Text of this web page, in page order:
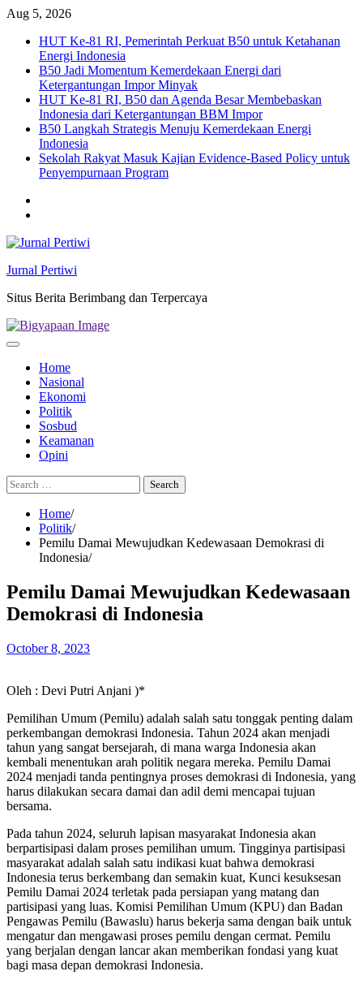
Skip
content
Aug 5, 2026
HUT Ke-81 RI, Pemerintah Perkuat B50 untuk Ketahanan
Energi Indonesia
B50 Jadi Momentum Kemerdekaan Energi dari
Ketergantungan Impor Minyak
HUT Ke-81 RI, B50 dan Agenda Besar Membebaskan
Indonesia dari Ketergantungan BBM Impor
B50 Langkah Strategis Menuju Kemerdekaan Energi
Indonesia
Sekolah Rakyat Masuk Kajian Evidence-Based Policy untuk
Penyempurnaan Program
Jurnal Pertiwi
Situs Berita Berimbang dan Terpercaya
Home
Nasional
Ekonomi
Politik
Sosbud
Keamanan
Opini
Search
for:
Home
Politik
Pemilu Damai Mewujudkan Kedewasaan Demokrasi di
Indonesia
Pemilu Damai Mewujudkan Kedewasaan
Demokrasi di Indonesia
October 8, 2023
Oleh : Devi Putri Anjani )*
Pemilihan Umum (Pemilu) adalah salah satu tonggak penting dalam
perkembangan demokrasi Indonesia. Tahun 2024 akan menjadi
tahun yang sangat bersejarah, di mana warga Indonesia akan
kembali menentukan arah politik negara mereka. Pemilu Damai
2024 menjadi tanda pentingnya proses demokrasi di Indonesia, yang
harus dilakukan secara damai dan adil demi mencapai tujuan
bersama.
Pada tahun 2024, seluruh lapisan masyarakat Indonesia akan
berpartisipasi dalam proses pemilihan umum. Tingginya partisipasi
masyarakat adalah salah satu indikasi kuat bahwa demokrasi
Indonesia terus berkembang dan semakin kuat, Kunci kesuksesan
Pemilu Damai 2024 terletak pada persiapan yang matang dan
partisipasi yang luas. Komisi Pemilihan Umum (KPU) dan Badan
Pengawas Pemilu (Bawaslu) harus bekerja sama dengan baik untuk
mengatur dan mengawasi proses pemilu dengan cermat. Pemilu
yang berjalan dengan lancar akan memberikan fondasi yang kuat
bagi masa depan demokrasi Indonesia.